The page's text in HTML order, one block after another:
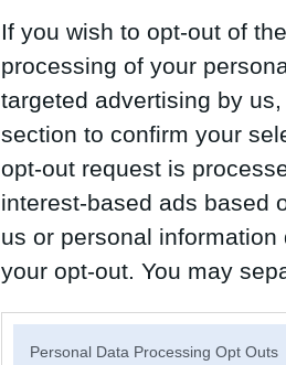
If you wish to opt-out of
processing of your
targeted advertising by
section to confirm your
opt-out request is
interest-based ads based
us or personal
your opt-out. You may
Personal Data Processing Opt Outs